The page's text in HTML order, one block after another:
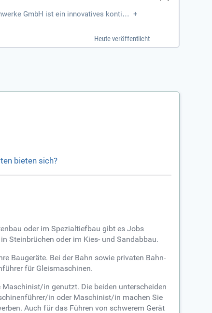
GmbH ist ein innovatives kontinui +
Heute veröffentlicht
bieten sich?
oder im Spezialtiefbau gibt es Jobs
Steinbrüchen oder im Kies- und Sandabbau.
Baugeräte. Bei der Bahn sowie privaten Bahn-
für Gleismaschinen.
in genutzt. Die beiden unterscheiden
in oder Maschinist/in machen Sie
Auch für das Führen von schwerem Gerät